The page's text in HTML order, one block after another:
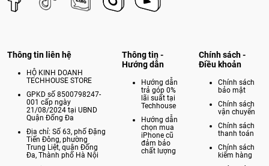
Thông tin liên hệ
HỘ KINH DOANH
TECHHOUSE STORE
GPKD số 8500798247-
001 cấp ngày
21/08/2024 tại UBND
Quận Đống Đa
Địa chỉ: Số 63, phố Đặng
Tiến Đông, phường
Trung Liệt, quận Đống
Đa, Thành phố Hà Nội
Thông tin -
Hướng dẫn
Hướng dẫn
trả góp 0%
lãi suất tại
Techhouse
Hướng dẫn
chọn mua
iPhone cũ
đảm bảo
chất lượng
Chính sách -
Điều khoản
Chính sách
bảo mật
Chính sách
vận chuyển
Chính sách
thanh toán
Chính sách
kiểm hàng